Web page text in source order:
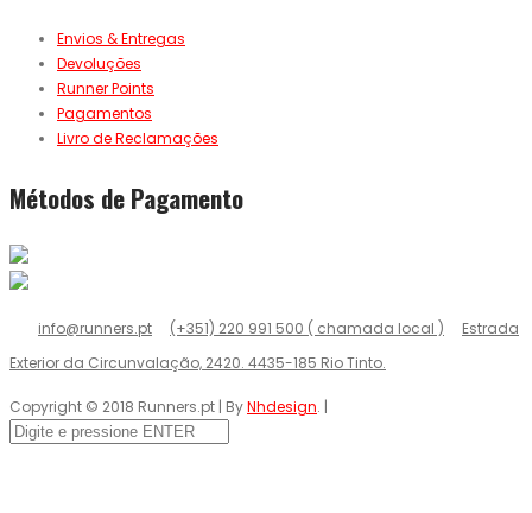
Envios & Entregas
Devoluções
Runner Points
Pagamentos
Livro de Reclamações
Métodos de Pagamento
info@runners.pt (+351) 220 991 500 ( chamada local )
Estrada
Exterior da Circunvalação, 2420. 4435-185 Rio Tinto.
Copyright © 2018 Runners.pt | ByNhdesign. |